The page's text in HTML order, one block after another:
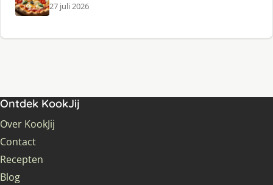
27 juli 2026
Ontdek KookJij
Over KookJij
Contact
Recepten
Blog